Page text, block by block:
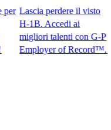
Lascia perdere il visto
H-1B. Accedi ai
migliori talenti con G-P
Employer of Record™.​​